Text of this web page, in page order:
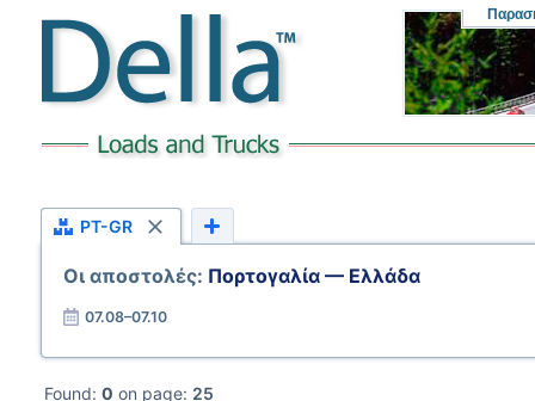
PT-GR
Οι αποστολές: Πορτογαλία — Ελλάδα
07.08–07.10
Found: 0 on page: 25